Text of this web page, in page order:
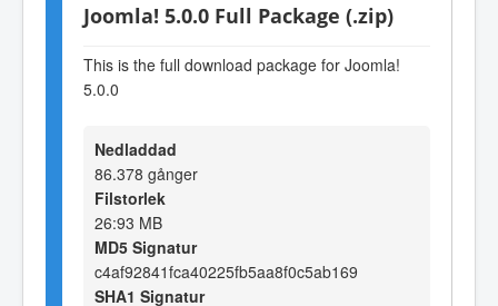
Joomla! 5.0.0 Full Package (.zip)
This is the full download package for Joomla!
5.0.0
Nedladdad
86.378 gånger
Filstorlek
26:93 MB
MD5 Signatur
c4af92841fca40225fb5aa8f0c5ab169
SHA1 Signatur